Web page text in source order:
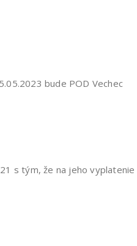
bude POD Vechec
s tým, že na jeho vyplatenie